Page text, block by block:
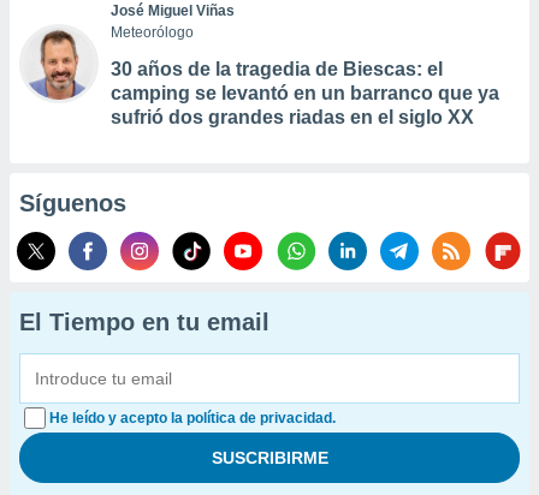
José Miguel Viñas
Meteorólogo
30 años de la tragedia de Biescas: el
camping se levantó en un barranco que ya
sufrió dos grandes riadas en el siglo XX
Síguenos
El Tiempo en tu email
He leído y acepto la política de privacidad.